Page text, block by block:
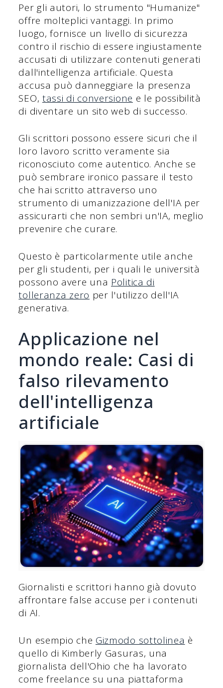
Per gli autori, lo strumento "Humanize"
offre molteplici vantaggi. In primo
luogo, fornisce un livello di sicurezza
contro il rischio di essere ingiustamente
accusati di utilizzare contenuti generati
dall'intelligenza artificiale. Questa
accusa può danneggiare la presenza
SEO, tassi di conversione e le possibilità
di diventare un sito web di successo.
Gli scrittori possono essere sicuri che il
loro lavoro scritto veramente sia
riconosciuto come autentico. Anche se
può sembrare ironico passare il testo
che hai scritto attraverso uno
strumento di umanizzazione dell'IA per
assicurarti che non sembri un'IA, meglio
prevenire che curare.
Questo è particolarmente utile anche
per gli studenti, per i quali le università
possono avere una Politica di
tolleranza zero per l'utilizzo dell'IA
generativa.
Applicazione nel
mondo reale: Casi di
falso rilevamento
dell'intelligenza
artificiale
Giornalisti e scrittori hanno già dovuto
affrontare false accuse per i contenuti
di AI.
Un esempio che Gizmodo sottolinea è
quello di Kimberly Gasuras, una
giornalista dell'Ohio che ha lavorato
come freelance su una piattaforma